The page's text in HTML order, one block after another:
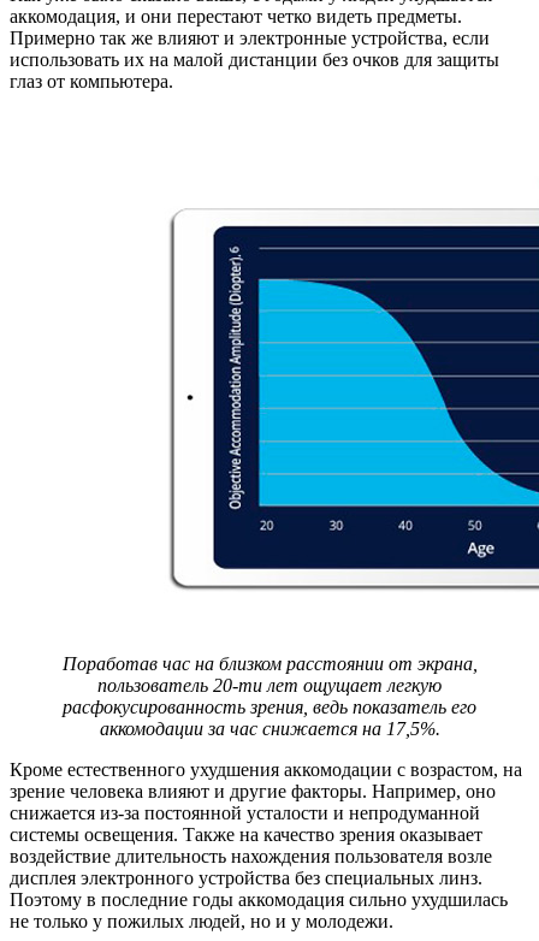
аккомодация, и они перестают четко видеть предметы.
Примерно так же влияют и электронные устройства, если
использовать их на малой дистанции без очков для защиты
глаз от компьютера.
Поработав час на близком расстоянии от экрана,
пользователь 20-ти лет ощущает легкую
расфокусированность зрения, ведь показатель его
аккомодации за час снижается на 17,5%.
Кроме естественного ухудшения аккомодации с возрастом, на
зрение человека влияют и другие факторы. Например, оно
снижается из-за постоянной усталости и непродуманной
системы освещения. Также на качество зрения оказывает
воздействие длительность нахождения пользователя возле
дисплея электронного устройства без специальных линз.
Поэтому в последние годы аккомодация сильно ухудшилась
не только у пожилых людей, но и у молодежи.